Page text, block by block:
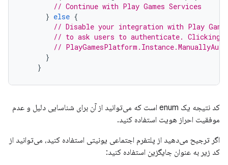
// Continue with Play Games Services
} else {
// Disable your integration with Play
// to ask users to authenticate. Clicking
//
}
}
کد نتیجه یک enum است که می‌توانید از آن برای شناسایی دلیل و عدم
موفقیت احراز هویت استفاده کنید.
اگر ترجیح می‌دهید از پلتفرم اجتماعی یونیتی استفاده کنید، می‌توانید از
کد زیر به عنوان جایگزین استفاده کنید: